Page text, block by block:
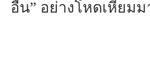
อื่น” อย่างโหดเหี้ย